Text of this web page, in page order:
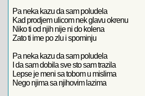
Pa neka kazu da sam poludela
Kad prodjem ulicom nek glavu okrenu
Niko ti od njih nije ni do kolena
Zato ti ime po zlu i spominju
Pa neka kazu da sam poludela
I da sam dobila sve sto sam trazila
Lepse je meni sa tobom u mislima
Nego njima sa njihovim lazima